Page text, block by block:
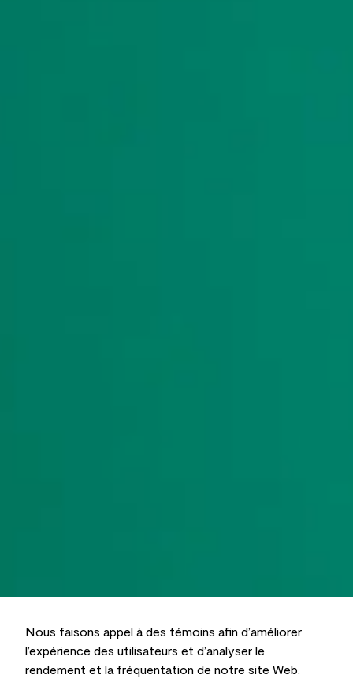
Nous faisons appel à des témoins afin d’améliorer
l’expérience des utilisateurs et d’analyser le
rendement et la fréquentation de notre site Web.